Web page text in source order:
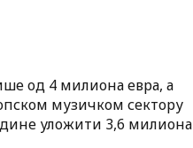
од 4 милиона евра, а
музичком сектору
уложити 3,6 милиона